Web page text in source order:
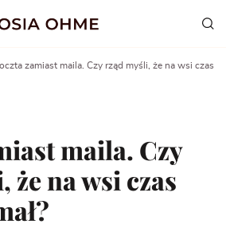
zamiast maila. Czy rząd myśli, że na wsi czas
maila. Czy
że na wsi czas